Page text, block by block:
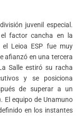
juvenil especial.
factor cancha en la
Leioa ESP fue muy
afianzó en una tercera
Salle estiró su racha
y se posiciona
de superar a un
El equipo de Unamuno
en los instantes